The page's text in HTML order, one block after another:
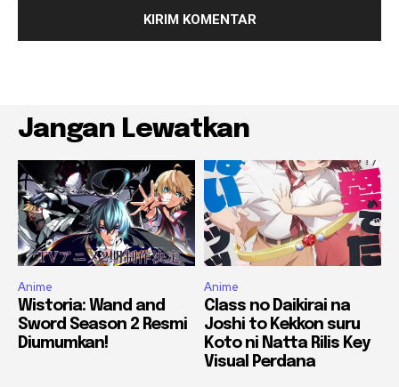
Jangan Lewatkan
Anime
Wistoria: Wand and
Sword Season 2 Resmi
Diumumkan!
Anime
Class no Daikirai na
Joshi to Kekkon suru
Koto ni Natta Rilis Key
Visual Perdana